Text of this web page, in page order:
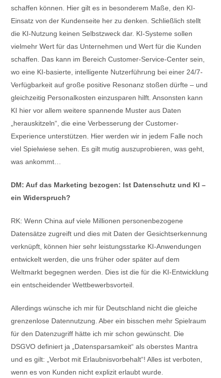
schaffen können. Hier gilt es in besonderem Maße, den KI-
Einsatz von der Kundenseite her zu denken. Schließlich stellt
die KI-Nutzung keinen Selbstzweck dar. KI-Systeme sollen
vielmehr Wert für das Unternehmen und Wert für die Kunden
schaffen. Das kann im Bereich Customer-Service-Center sein,
wo eine KI-basierte, intelligente Nutzerführung bei einer 24/7-
Verfügbarkeit auf große positive Resonanz stoßen dürfte – und
gleichzeitig Personalkosten einzusparen hilft. Ansonsten kann
KI hier vor allem weitere spannende Muster aus Daten
„herauskitzeln“, die eine Verbesserung der Customer-
Experience unterstützen. Hier werden wir in jedem Falle noch
viel Spielwiese sehen. Es gilt mutig auszuprobieren, was geht,
was ankommt…
DM: Auf das Marketing bezogen: Ist Datenschutz und KI –
ein Widerspruch?
RK: Wenn China auf viele Millionen personenbezogene
Datensätze zugreift und dies mit Daten der Gesichtserkennung
verknüpft, können hier sehr leistungsstarke KI-Anwendungen
entwickelt werden, die uns früher oder später auf dem
Weltmarkt begegnen werden. Dies ist die für die KI-Entwicklung
ein entscheidender Wettbewerbsvorteil.
Allerdings wünsche ich mir für Deutschland nicht die gleiche
grenzenlose Datennutzung. Aber ein bisschen mehr Spielraum
für den Datenzugriff hätte ich mir schon gewünscht. Die
DSGVO definiert ja „Datensparsamkeit“ als oberstes Mantra
und es gilt: „Verbot mit Erlaubnisvorbehalt“! Alles ist verboten,
wenn es von Kunden nicht explizit erlaubt wurde.